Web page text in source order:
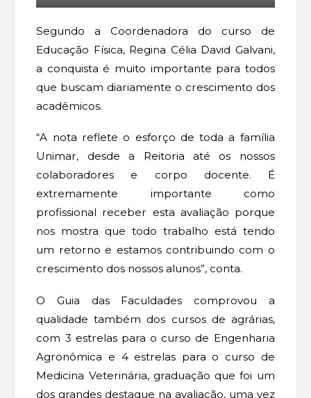
Segundo a Coordenadora do curso de
Educação Física, Regina Célia David Galvani,
a conquista é muito importante para todos
que buscam diariamente o crescimento dos
acadêmicos.
“A nota reflete o esforço de toda a família
Unimar, desde a Reitoria até os nossos
colaboradores e corpo docente. É
extremamente importante como
profissional receber esta avaliação porque
nos mostra que todo trabalho está tendo
um retorno e estamos contribuindo com o
crescimento dos nossos alunos”, conta.
O Guia das Faculdades comprovou a
qualidade também dos cursos de agrárias,
com 3 estrelas para o curso de Engenharia
Agronômica e 4 estrelas para o curso de
Medicina Veterinária, graduação que foi um
dos grandes destaque na avaliação, uma vez